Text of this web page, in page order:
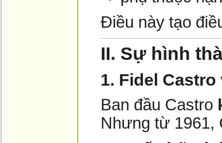
Điều này tạo
II. Sự hình
1. Fidel
Ban đầu Castro
Nhưng từ 1961,